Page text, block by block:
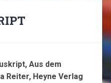
Aus dem
Reiter, Heyne Verlag